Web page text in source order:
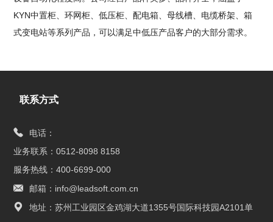
KYN中置柜、环网柜、低压柜、配电箱、母线槽、电缆桥架、箱
式变电站等系列产品，可以满足中低压产品客户的大部分需求。
联系方式
电话：
业务联系：0512-8098 8158
服务热线：400-6699-000
邮箱：info@leadsoft.com.cn
地址：苏州工业园区金鸡湖大道1355号国际科技园A2101单